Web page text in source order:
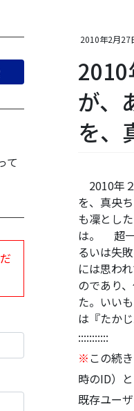
2010年2月27
が、
を、
2010年
を、真央
も凜とし
は。 超一
るいは失
には思わ
のであり
た。いい
は『たか
:::::::::::
※ この続
時のID）
既存ユー
て